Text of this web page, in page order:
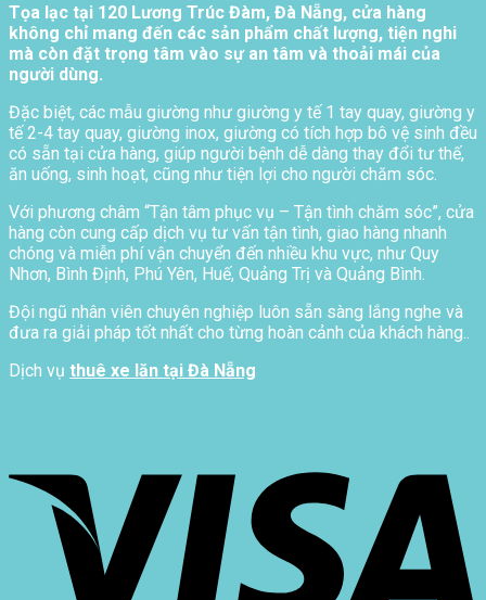
Tọa lạc tại 120 Lương Trúc Đàm, Đà Nẵng, cửa hàng
không chỉ mang đến các sản phẩm chất lượng, tiện nghi
mà còn đặt trọng tâm vào sự an tâm và thoải mái của
người dùng.
Đặc biệt, các mẫu giường như giường y tế 1 tay quay, giường y
tế 2-4 tay quay, giường inox, giường có tích hợp bô vệ sinh đều
có sẵn tại cửa hàng, giúp người bệnh dễ dàng thay đổi tư thế,
ăn uống, sinh hoạt, cũng như tiện lợi cho người chăm sóc.
Với phương châm “Tận tâm phục vụ – Tận tình chăm sóc”, cửa
hàng còn cung cấp dịch vụ tư vấn tận tình, giao hàng nhanh
chóng và miễn phí vận chuyển đến nhiều khu vực, như Quy
Nhơn, Bình Định, Phú Yên, Huế, Quảng Trị và Quảng Bình.
Đội ngũ nhân viên chuyên nghiệp luôn sẵn sàng lắng nghe và
đưa ra giải pháp tốt nhất cho từng hoàn cảnh của khách hàng..
Dịch vụ thuê xe lăn tại Đà Nẵng